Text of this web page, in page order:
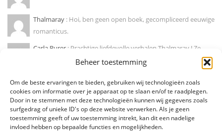
Beheer toestemming
Om de beste ervaringen te bieden, gebruiken wij technologieën zoals
cookies om informatie over je apparaat op te slaan en/of te raadplegen.
Door in te stemmen met deze technologieën kunnen wij gegevens zoals
surfgedrag of unieke ID's op deze website verwerken. Als je geen
toestemming geeft of uw toestemming intrekt, kan dit een nadelige
invloed hebben op bepaalde functies en mogelijkheden.
Thalmaray : Hoi, ben geen open boek, gecompliceerd eeuwige
romanticus.
Carla Burer : Prachtige liefdevolle verhalen Thalmaray ! Ze
doen mij wegdromen naar...
Diederik Den Dooven: Dit soort van eenzaamheid herken ik
als deel van mezelf!...